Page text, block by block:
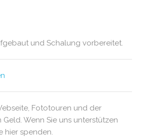
und Schalung vorbereitet.
Fototouren und der
Wenn Sie uns unterstützen
hier spenden.